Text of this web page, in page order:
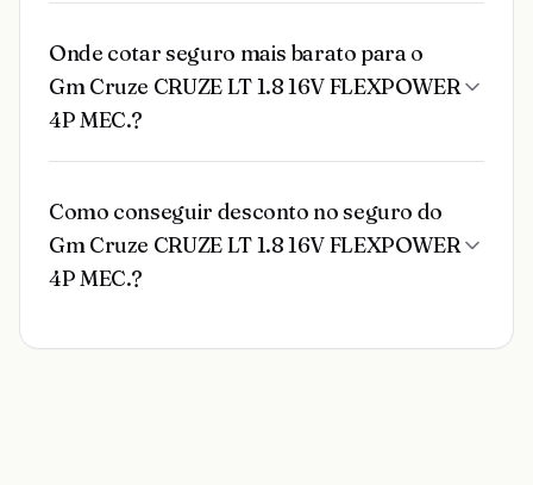
Onde cotar seguro mais barato para o
Gm Cruze CRUZE LT 1.8 16V FLEXPOWER
4P MEC.?
Como conseguir desconto no seguro do
Gm Cruze CRUZE LT 1.8 16V FLEXPOWER
4P MEC.?